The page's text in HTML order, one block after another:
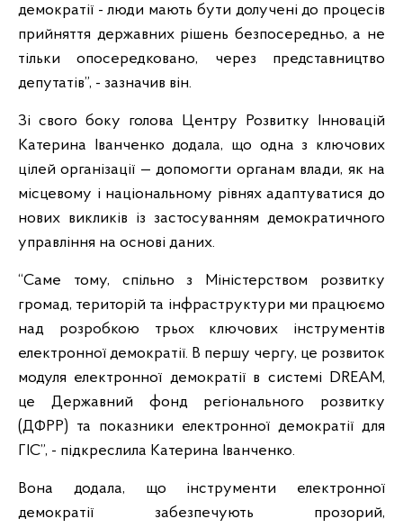
демократії - люди мають бути долучені до процесів
прийняття державних рішень безпосередньо, а не
тільки опосередковано, через представництво
депутатів”, - зазначив він.
Зі свого боку голова Центру Розвитку Інновацій
Катерина Іванченко додала, що одна з ключових
цілей організації — допомогти органам влади, як на
місцевому і національному рівнях адаптуватися до
нових викликів із застосуванням демократичного
управління на основі даних.
“Саме тому, спільно з Міністерством розвитку
громад, територій та інфраструктури ми працюємо
над розробкою трьох ключових інструментів
електронної демократії. В першу чергу, це розвиток
модуля електронної демократії в системі DREAM,
це Державний фонд регіонального розвитку
(ДФРР) та показники електронної демократії для
ГІС”, - підкреслила Катерина Іванченко.
Вона додала, що інструменти електронної
демократії забезпечують прозорий,